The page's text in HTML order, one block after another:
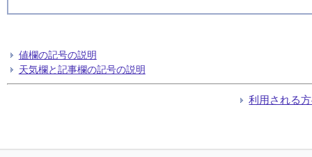
値欄の記号の説明
天気欄と記事欄の記号の説明
利用される